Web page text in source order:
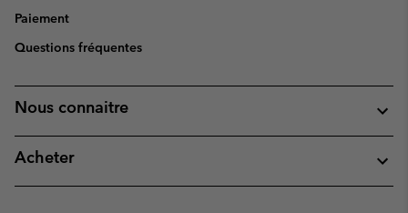
Paiement
Questions fréquentes
Nous connaitre
Acheter